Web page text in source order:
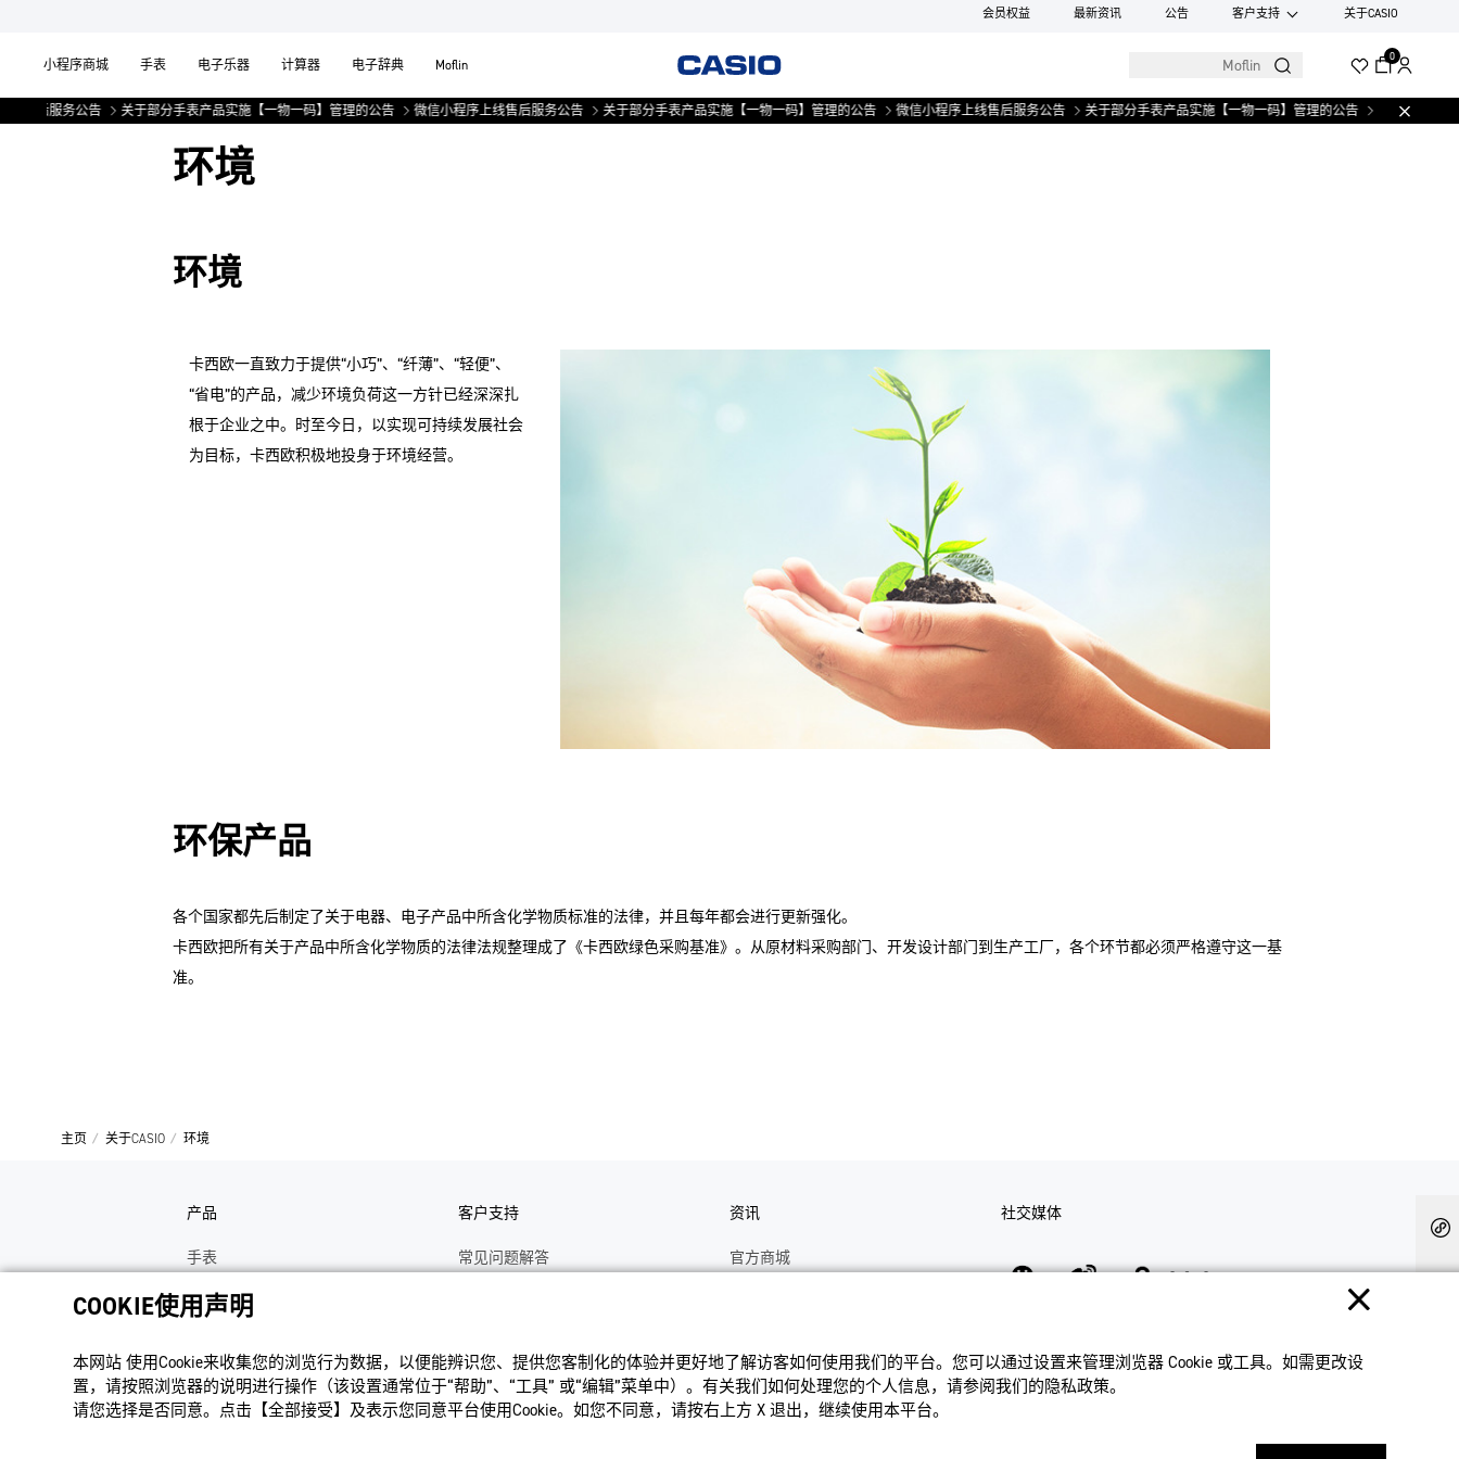
会员权益 最新资讯 公告 客户支持 关于CASIO
小程序商城 手表 电子乐器 计算器 电子辞典 Moflin
0
售后服务公告 关于部分手表产品实施【一物一码】管理的公告 微信小程序上线售后服务公告 关于部分手表产品实施【一物一码】管理的公告 微信小程序上线售后服务公告 关于部分手表产品实施【一物一码】管理的公告 微信小程序上
环境
环境
卡西欧一直致力于提供“小巧”、“纤薄”、“轻便”、
“省电”的产品，减少环境负荷这一方针已经深深扎
根于企业之中。时至今日，以实现可持续发展社会
为目标，卡西欧积极地投身于环境经营。
环保产品
各个国家都先后制定了关于电器、电子产品中所含化学物质标准的法律，并且每年都会进行更新强化。
卡西欧把所有关于产品中所含化学物质的法律法规整理成了《卡西欧绿色采购基准》。从原材料采购部门、开发设计部门到生产工厂，各个环节都必须严格遵守这一基
准。
主页 关于CASIO 环境
产品
手表
电子乐器
办公计算器
电子辞典
客户支持
常见问题解答
维修
修理状态查询
资讯
官方商城
最新资讯
公告
社交媒体
COOKIE使用声明
本网站 使⽤Cookie来收集您的浏览⾏为数据，以便能辨识您、提供您客制化的体验并更好地了解访客如何使⽤我们的平台。您可以通过设置来管理浏览器 Cookie 或⼯具。如需更改设
置，请按照浏览器的说明进⾏操作（该设置通常位于“帮助”、“⼯具” 或“编辑”菜单中）。有关我们如何处理您的个⼈信息，请参阅我们的隐私政策。
请您选择是否同意。点击【全部接受】及表示您同意平台使用Cookie。如您不同意，请按右上⽅ X 退出，继续使⽤本平台。